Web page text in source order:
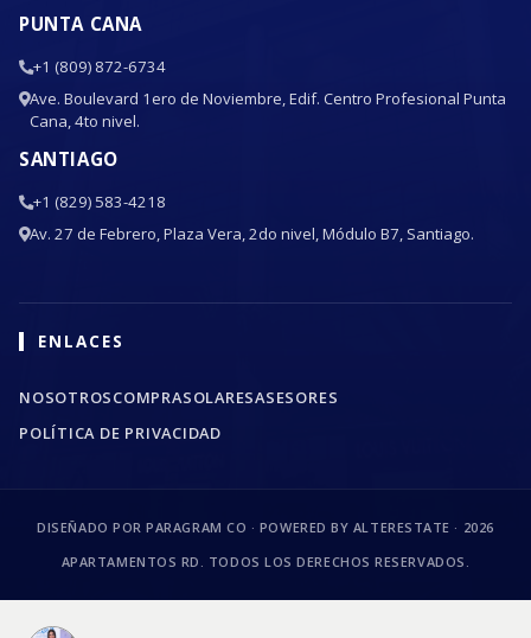
PUNTA CANA
+1 (809) 872-6734
Ave. Boulevard 1ero de Noviembre, Edif. Centro Profesional Punta
Cana, 4to nivel.
SANTIAGO
+1 (829) 583-4218
Av. 27 de Febrero, Plaza Vera, 2do nivel, Módulo B7, Santiago.
ENLACES
NOSOTROSCOMPRASOLARESASESORES
POLÍTICA DE PRIVACIDAD
DISEÑADO POR PARAGRAM CO · POWERED BY ALTERESTATE · 2026
APARTAMENTOS RD. TODOS LOS DERECHOS RESERVADOS.